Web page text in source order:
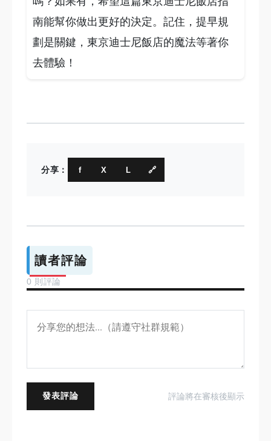
南能幫你做出更好的決定。記住，提早規
劃是關鍵，東京迪士尼飯店的魔法等著你
去體驗！
分享： f X L 🔗
讀者評論
0 則評論
發表評論 評論將在審核後顯示